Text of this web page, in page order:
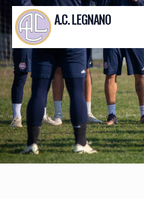
A.C. LEGNANO